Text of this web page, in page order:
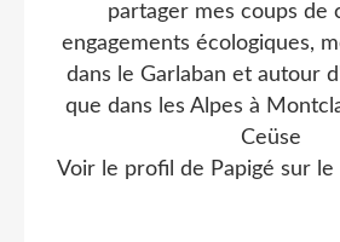
partager mes coups de
engagements écologiques,
dans le Garlaban et autour
que dans les Alpes à
Ceüse
Voir le profil de Papigé sur le